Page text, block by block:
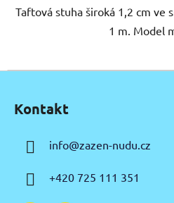
Taftová stuha široká 1,2 cm ve
1 m. Model
Kontakt
info@zazen-nudu.cz
+420 725 111 351